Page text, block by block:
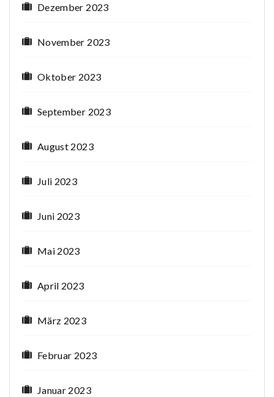
Dezember 2023
November 2023
Oktober 2023
September 2023
August 2023
Juli 2023
Juni 2023
Mai 2023
April 2023
März 2023
Februar 2023
Januar 2023